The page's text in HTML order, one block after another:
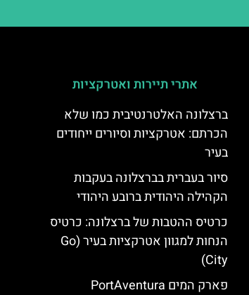
אתרי תיירות ואטרקציות
ברצלונה האלטרנטיבית כמו שלא
הכרתם: אטרקציות וסיורים ייחודים
בעיר
סיור בעברית בברצלונה בעקבות
הקהילה היהודית ברובע היהודי
כרטיס ההטבות של ברצלונה: כרטיס
הנחות למגוון אטרקציות בעיר (Go
City)
פארק המים PortAventura